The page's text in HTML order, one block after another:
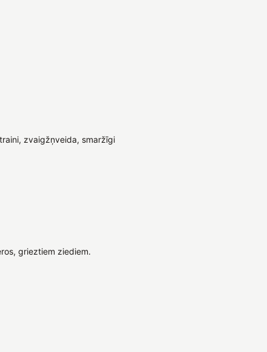
zvaigžņveida, smaržīgi
grieztiem ziediem.